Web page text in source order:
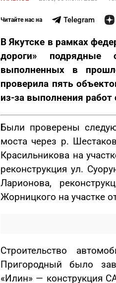
Читайте нас на Telegram
В Якутске в рамках
дороги» подрядные
выполненных в
проверила пять
из-за выполнения
Были проверены
моста через р.
Красильникова на
реконструкция ул.
Ларионова,
Жорницкого на участке
Строительство
Пригородный было
«Илин» — конструкция